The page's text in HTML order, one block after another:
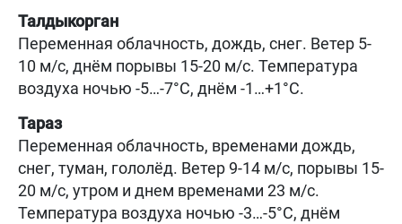
Талдыкорган
Переменная облачность, дождь, снег. Ветер 5-
10 м/с, днём порывы 15-20 м/с. Температура
воздуха ночью -5…-7°C, днём -1…+1°C.
Тараз
Переменная облачность, временами дождь,
снег, туман, гололёд. Ветер 9-14 м/с, порывы 15-
20 м/с, утром и днем временами 23 м/с.
Температура воздуха ночью -3…-5°C, днём